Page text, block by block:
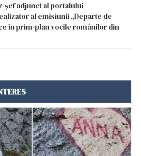
șef adjunct al portalului
al emisiunii „Departe de
în prim-plan vocile românilor din